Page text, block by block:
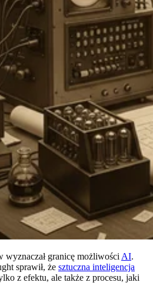
granicę możliwości AI.
sprawił, że sztuczna inteligencja
z efektu, ale także z procesu, jaki